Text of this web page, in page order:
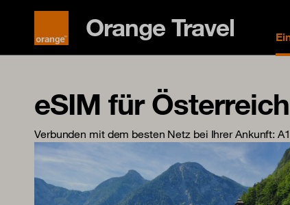
Orange Travel
eSIM für Österreich
Verbunden mit dem besten Netz bei Ihrer Ankunft: